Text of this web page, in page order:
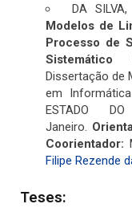
DA SILVA,
Modelos de
Processo de
Dissertação de
em Informática
ESTADO
Janeiro.
Coorientador:
Filipe Rezende
Teses: